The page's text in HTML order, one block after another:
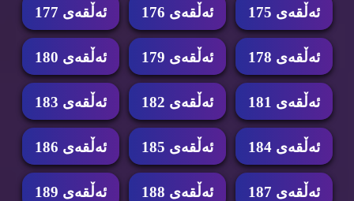
ئه‌ڵقه‌ی 175 ئه‌ڵقه‌ی 176 ئه‌ڵقه‌ی 177
ئه‌ڵقه‌ی 178 ئه‌ڵقه‌ی 179 ئه‌ڵقه‌ی 180
ئه‌ڵقه‌ی 181 ئه‌ڵقه‌ی 182 ئه‌ڵقه‌ی 183
ئه‌ڵقه‌ی 184 ئه‌ڵقه‌ی 185 ئه‌ڵقه‌ی 186
ئه‌ڵقه‌ی 187 ئه‌ڵقه‌ی 188 ئه‌ڵقه‌ی 189